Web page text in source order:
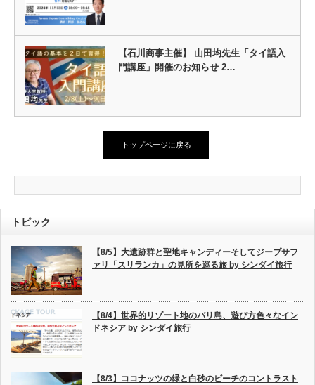
【石川商事主催】 山田均先生「タイ語入
門講座」開催のお知らせ 2…
トップページに戻る
トピック
【8/5】大遺跡群と聖地キャンディーそしてジープサフ
ァリ「スリランカ」の見所を巡る旅 by シンダイ旅行
【8/4】世界的リゾート地のバリ島、遊び方色々なイン
ドネシア by シンダイ旅行
【8/3】ココナッツの緑と白砂のビーチのコントラスト